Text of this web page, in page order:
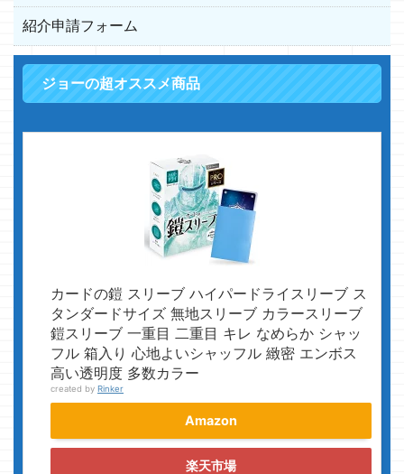
紹介申請フォーム
ジョーの超オススメ商品
カードの鎧 スリーブ ハイパードライスリーブ ス
タンダードサイズ 無地スリーブ カラースリーブ
鎧スリーブ 一重目 二重目 キレ なめらか シャッ
フル 箱入り 心地よいシャッフル 緻密 エンボス
高い透明度 多数カラー
created by Rinker
Amazon
楽天市場